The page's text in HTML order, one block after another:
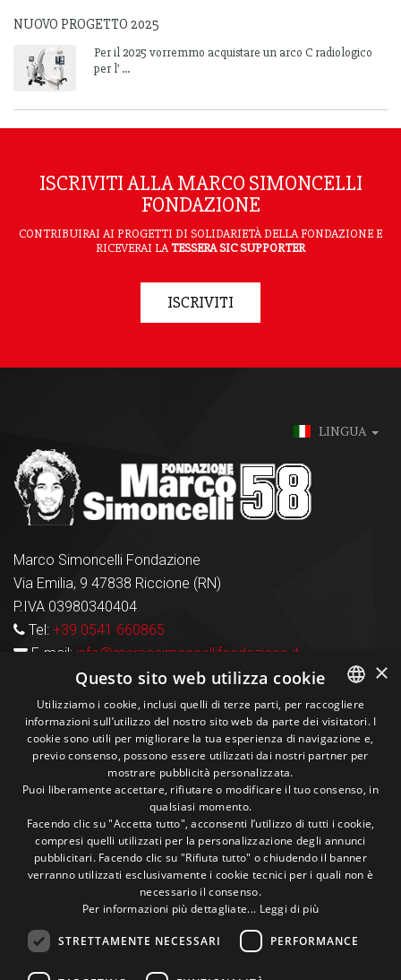
NUOVO PROGETTO 2025
Per il 2025 vorremmo acquistare un arco C radiologico
per l’ ...
ISCRIVITI ALLA MARCO SIMONCELLI
FONDAZIONE
CONTRIBUIRAI AI PROGETTI DI SOLIDARIETÀ DELLA FONDAZIONE E
RICEVERAI LATESSERA SIC SUPPORTER
ISCRIVITI
LINGUA
Marco Simoncelli Fondazione
Via Emilia, 9 47838 Riccione (RN)
P.IVA 03980340404
Tel: +39 0541 660865
E-mail: info@marcosimoncellifondazione.it
Carte Accettate
Seguici sui social
1M
Followers
13k
Followers
10+
Followers
300+
Followers
ITALIAN
ENGLISH
×
Questo sito web utilizza cookie
Utilizziamo i cookie, inclusi quelli di terze parti, per raccogliere
informazioni sull’utilizzo del nostro sito web da parte dei visitatori. I
cookie sono utili per migliorare la tua esperienza di navigazione e,
previo consenso, possono essere utilizzati dai nostri partner per
mostrare pubblicità personalizzata.
Puoi liberamente accettare, rifiutare o modificare il tuo consenso, in
qualsiasi momento.
Facendo clic su "Accetta tutto", acconsenti l’utilizzo di tutti i cookie,
compresi quelli utilizzati per la personalizzazione degli annunci
pubblicitari. Facendo clic su "Rifiuta tutto" o chiudendo il banner
verranno utilizzati esclusivamente i cookie tecnici per i quali non è
necessario il consenso.
Per informazioni più dettagliate... Leggi di più
STRETTAMENTE NECESSARI PERFORMANCE